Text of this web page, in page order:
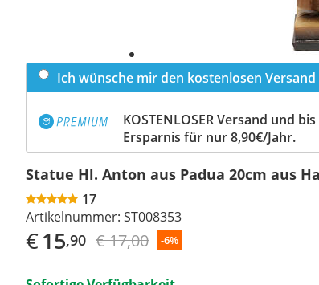
Ich wünsche mir den kostenlosen
KOSTENLOSER Versand und
Ersparnis für nur 8,90€/Jahr.
Statue Hl. Anton aus Padua 20cm aus
17
Artikelnummer: ST008353
€15,90 € 17,00 -6%